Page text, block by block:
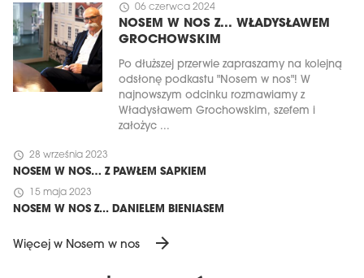
schedule 06 czerwca 2024
NOSEM W NOS Z... WŁADYSŁAWEM
GROCHOWSKIM
Po dłuższej przerwie zapraszamy na kolejną
odsłonę podkastu "Nosem w nos"! W
najnowszym odcinku rozmawiamy z
Władysławem Grochowskim, szefem i
założyc ...
schedule 28 września 2023
NOSEM W NOS… Z PAWŁEM SAPKIEM
schedule 15 maja 2023
NOSEM W NOS Z... DANIELEM BIENIASEM
Więcej w Nosem w nos arrow_forward